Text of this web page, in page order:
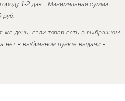
1-2 дня . Минимальная сумма
руб.
же день, если товар есть в выбранном
нет в выбранном пункте выдачи -